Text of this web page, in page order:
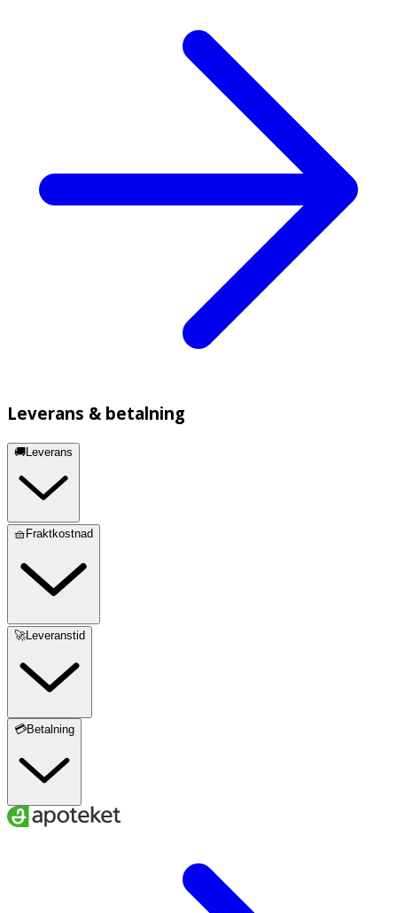
Leverans & betalning
🚚Leverans
🧺Fraktkostnad
🚀Leveranstid
💳Betalning